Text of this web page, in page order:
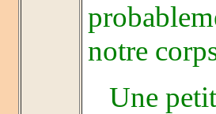
notre
Une